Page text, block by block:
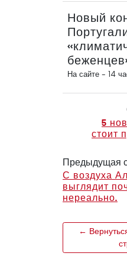
Новый
На сайте - 14
5
стоит
Предыдущая
С воздуха
выглядит
нереально.
←